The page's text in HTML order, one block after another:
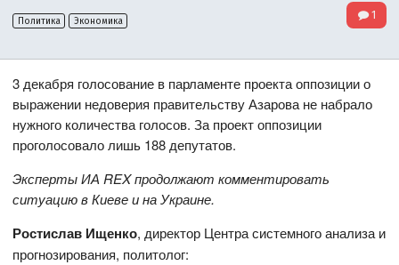
Политика Экономика 1
3 декабря голосование в парламенте проекта оппозиции о
выражении недоверия правительству Азарова не набрало
нужного количества голосов. За проект оппозиции
проголосовало лишь 188 депутатов.
Эксперты ИА REXпродолжают комментировать
ситуацию в Киеве и на Украине.
Ростислав Ищенко, директор Центра системного анализа и
прогнозирования, политолог: